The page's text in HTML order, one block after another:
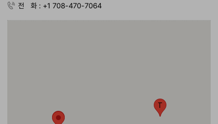
전 화 : +1 708-470-7064
T
T